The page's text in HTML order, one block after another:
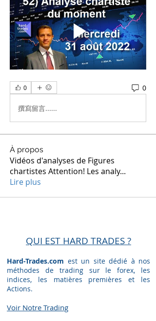
0 0
撰寫留言......
À propos
Vidéos d'analyses de Figures
chartistes Attention! Les analy...
Lire plus
QUI EST HARD TRADES ?
Hard-Trades.com est un site dédié à nos
méthodes de trading sur le forex, les
indices, les matières premières et les
Actions.
Voir Notre Trading​